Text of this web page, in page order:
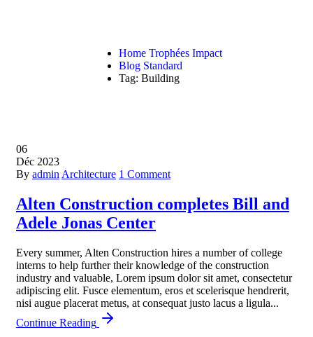
Home Trophées Impact
Blog Standard
Tag: Building
06
Déc 2023
By admin Architecture 1 Comment
Alten Construction completes Bill and
Adele Jonas Center
Every summer, Alten Construction hires a number of college
interns to help further their knowledge of the construction
industry and valuable, Lorem ipsum dolor sit amet, consectetur
adipiscing elit. Fusce elementum, eros et scelerisque hendrerit,
nisi augue placerat metus, at consequat justo lacus a ligula...
Continue Reading